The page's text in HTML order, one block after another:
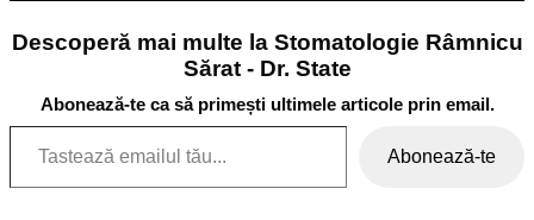
Descoperă mai multe la Stomatologie Râmnicu
Sărat - Dr. State
Abonează-te ca să primești ultimele articole prin email.
Tastează emailul tău...
Abonează-te